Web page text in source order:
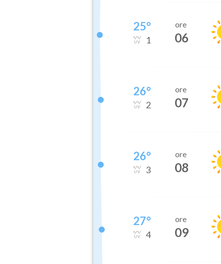
25°
1
ore
06
26°
2
ore
07
26°
3
ore
08
27°
4
ore
09